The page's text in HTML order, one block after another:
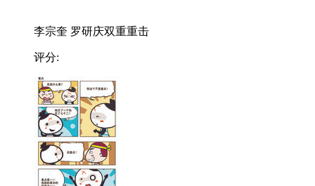
李宗奎 罗研庆双重重击
评分: